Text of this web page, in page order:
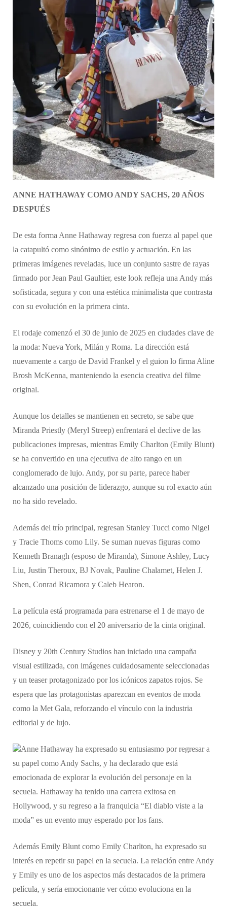
ANNE HATHAWAY COMO ANDY SACHS, 20 AÑOS
DESPUÉS
De esta forma Anne Hathaway regresa con fuerza al papel que
la catapultó como sinónimo de estilo y actuación. En las
primeras imágenes reveladas, luce un conjunto sastre de rayas
firmado por Jean Paul Gaultier, este look refleja una Andy más
sofisticada, segura y con una estética minimalista que contrasta
con su evolución en la primera cinta.
El rodaje comenzó el 30 de junio de 2025 en ciudades clave de
la moda: Nueva York, Milán y Roma. La dirección está
nuevamente a cargo de David Frankel y el guion lo firma Aline
Brosh McKenna, manteniendo la esencia creativa del filme
original.
Aunque los detalles se mantienen en secreto, se sabe que
Miranda Priestly (Meryl Streep) enfrentará el declive de las
publicaciones impresas, mientras Emily Charlton (Emily Blunt)
se ha convertido en una ejecutiva de alto rango en un
conglomerado de lujo. Andy, por su parte, parece haber
alcanzado una posición de liderazgo, aunque su rol exacto aún
no ha sido revelado.
Además del trío principal, regresan Stanley Tucci como Nigel
y Tracie Thoms como Lily. Se suman nuevas figuras como
Kenneth Branagh (esposo de Miranda), Simone Ashley, Lucy
Liu, Justin Theroux, BJ Novak, Pauline Chalamet, Helen J.
Shen, Conrad Ricamora y Caleb Hearon.
La película está programada para estrenarse el 1 de mayo de
2026, coincidiendo con el 20 aniversario de la cinta original.
Disney y 20th Century Studios han iniciado una campaña
visual estilizada, con imágenes cuidadosamente seleccionadas
y un teaser protagonizado por los icónicos zapatos rojos. Se
espera que las protagonistas aparezcan en eventos de moda
como la Met Gala, reforzando el vínculo con la industria
editorial y de lujo.
Anne Hathaway ha expresado su entusiasmo por regresar a
su papel como Andy Sachs, y ha declarado que está
emocionada de explorar la evolución del personaje en la
secuela. Hathaway ha tenido una carrera exitosa en
Hollywood, y su regreso a la franquicia “El diablo viste a la
moda” es un evento muy esperado por los fans.
Además Emily Blunt como Emily Charlton, ha expresado su
interés en repetir su papel en la secuela. La relación entre Andy
y Emily es uno de los aspectos más destacados de la primera
película, y sería emocionante ver cómo evoluciona en la
secuela.